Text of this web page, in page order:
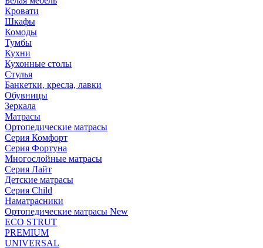
Кровати
Шкафы
Комоды
Тумбы
Кухни
Кухонные столы
Стулья
Банкетки, кресла, лавки
Обувницы
Зеркала
Матрасы
Ортопедические матрасы
Серия Комфорт
Серия Фортуна
Многослойные матрасы
Серия Лайт
Детские матрасы
Серия Child
Наматрасники
Ортопедические матрасы New
ECO STRUT
PREMIUM
UNIVERSAL